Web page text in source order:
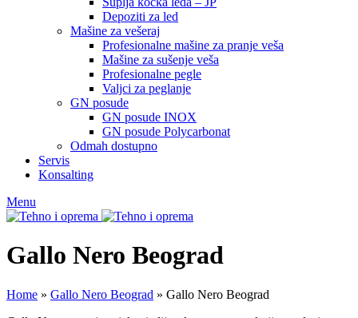
Depoziti za led
Mašine za vešeraj
Profesionalne mašine za pranje veša
Mašine za sušenje veša
Profesionalne pegle
Valjci za peglanje
GN posude
GN posude INOX
GN posude Polycarbonat
Odmah dostupno
Servis
Konsalting
Menu
Gallo Nero Beograd
Home » Gallo Nero Beograd » Gallo Nero Beograd